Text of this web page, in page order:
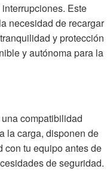
Este
necesidad de recargar
y protección
y autónoma para la
compatibilidad
la carga, disponen de
con tu equipo antes de
de seguridad.